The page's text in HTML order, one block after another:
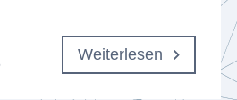
Weiterlesen